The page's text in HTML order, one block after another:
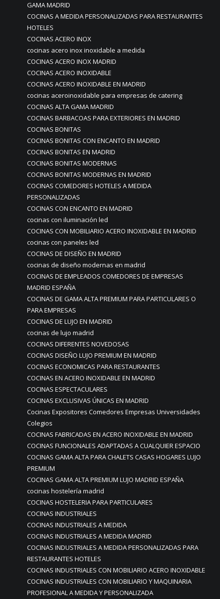
GAMA MADRID
COCINAS A MEDIDA PERSONALIZADAS PARA RESTAURANTES
HOTELES
COCINAS ACERO INOX
cocinas acero inox inoxidable a medida
COCINAS ACERO INOX MADRID
COCINAS ACERO INOXIDABLE
COCINAS ACERO INOXIDABLE EN MADRID
cocinas aceroinoxidable para empresas de catering
COCINAS ALTA GAMA MADRID
COCINAS BARBACOAS PARA EXTERIORES EN MADRID
COCINAS BONITAS
COCINAS BONITAS CON ENCANTO EN MADRID
COCINAS BONITAS EN MADRID
COCINAS BONITAS MODERNAS
COCINAS BONITAS MODERNAS EN MADRID
COCINAS COMEDORES HOTELES A MEDIDA
PERSONALIZADAS
COCINAS CON ENCANTO EN MADRID
cocinas con iluminación led
COCINAS CON MOBILIARIO ACERO INOXIDABLE EN MADRID
cocinas con paneles led
COCINAS DE DISEÑO EN MADRID
cocinas de diseño modernas en madrid
COCINAS DE EMPLEADOS COMEDORES DE EMPRESAS
MADRID ESPAÑA
COCINAS DE GAMA ALTA PREMIUM PARA PARTICULARES O
PARA EMPRESAS
COCINAS DE LUJO EN MADRID
cocinas de lujo madrid
COCINAS DIFERENTES NOVEDOSAS
COCINAS DISEÑO LUJO PREMIUM EN MADRID
COCINAS ECONOMICAS PARA RESTAURANTES
COCINAS EN ACERO INOXIDABLE EN MADRID
COCINAS ESPECTACULARES
COCINAS EXCLUSIVAS ÚNICAS EN MADRID
Cocinas Expositores Comedores Empresas Universidades
Colegios
COCINAS FABRICADAS EN ACERO INOXIDABLE EN MADRID
COCINAS FUNCIONALES ADAPTADAS A CUALQUIER ESPACIO
COCINAS GAMA ALTA PARA CHALETS CASAS HOGARES LUJO
PREMIUM
COCINAS GAMA ALTA PREMIUM LUJO MADRID ESPAÑA
cocinas hostelería madrid
COCINAS HOSTELERIA PARA PARTICULARES
COCINAS INDUSTRIALES
COCINAS INDUSTRIALES A MEDIDA
COCINAS INDUSTRIALES A MEDIDA MADRID
COCINAS INDUSTRIALES A MEDIDA PERSONALIZADAS PARA
RESTAURANTES HOTELES
COCINAS INDUSTRIALES CON MOBILIARIO ACERO INOXIDABLE
COCINAS INDUSTRIALES CON MOBILIARIO Y MAQUINARIA
PROFESIONAL A MEDIDA Y PERSONALIZADA